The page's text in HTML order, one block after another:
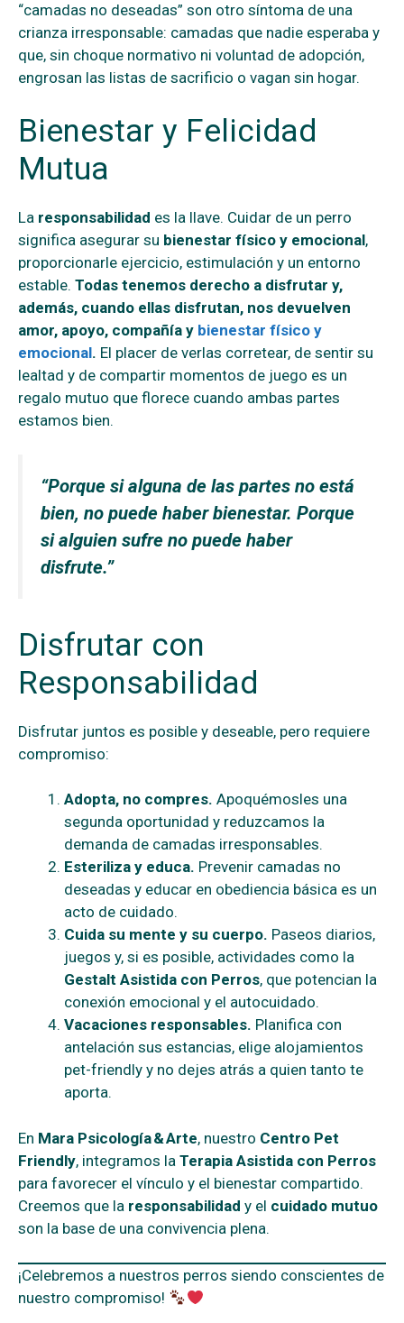
“camadas no deseadas” son otro síntoma de una
crianza irresponsable: camadas que nadie esperaba y
que, sin choque normativo ni voluntad de adopción,
engrosan las listas de sacrificio o vagan sin hogar.
Bienestar y Felicidad
Mutua
La responsabilidad es la llave. Cuidar de un perro
significa asegurar su bienestar físico y emocional,
proporcionarle ejercicio, estimulación y un entorno
estable. Todas tenemos derecho a disfrutar y,
además, cuando ellas disfrutan, nos devuelven
amor, apoyo, compañía y bienestar físico y
emocional. El placer de verlas corretear, de sentir su
lealtad y de compartir momentos de juego es un
regalo mutuo que florece cuando ambas partes
estamos bien.
“Porque si alguna de las partes no está
bien, no puede haber bienestar. Porque
si alguien sufre no puede haber
disfrute.”
Disfrutar con
Responsabilidad
Disfrutar juntos es posible y deseable, pero requiere
compromiso:
Adopta, no compres. Apoquémosles una
segunda oportunidad y reduzcamos la
demanda de camadas irresponsables.
Esteriliza y educa. Prevenir camadas no
deseadas y educar en obediencia básica es un
acto de cuidado.
Cuida su mente y su cuerpo. Paseos diarios,
juegos y, si es posible, actividades como la
Gestalt Asistida con Perros, que potencian la
conexión emocional y el autocuidado.
Vacaciones responsables. Planifica con
antelación sus estancias, elige alojamientos
pet-friendly y no dejes atrás a quien tanto te
aporta.
En Mara Psicología & Arte, nuestro Centro Pet
Friendly, integramos la Terapia Asistida con Perros
para favorecer el vínculo y el bienestar compartido.
Creemos que la responsabilidad y el cuidado mutuo
son la base de una convivencia plena.
¡Celebremos a nuestros perros siendo conscientes de
nuestro compromiso!